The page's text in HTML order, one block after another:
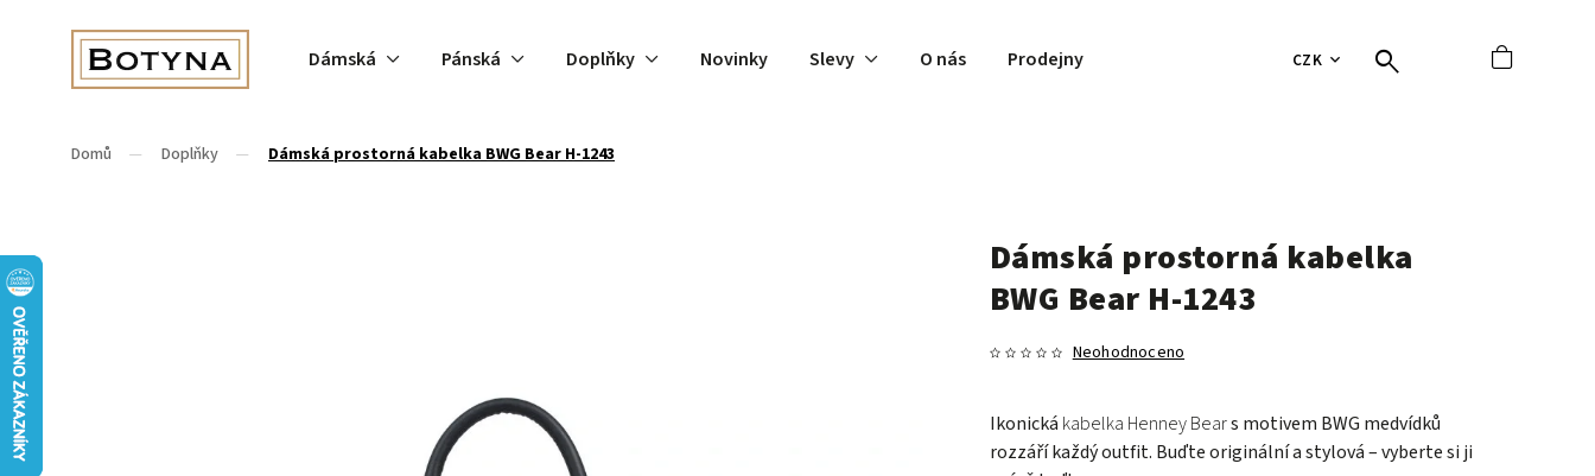
CZK
Dámská Pánská Doplňky Novinky Slevy O nás Prodejny Hodnocení obchodu Tabulky velikostí
Domů / Doplňky / Dámská prostorná kabelka BWG Bear H-1243
Dámská prostorná kabelka
BWG Bear H-1243
Neohodnoceno
Ikonická kabelka Henney Bears motivem BWG medvídků
rozzáří každý outfit. Buďte originální a stylová – vyberte si ji